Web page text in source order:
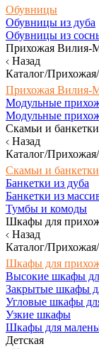
Обувницы
Обувницы из дуба
Обувницы из
Прихожая Вилия-
Назад
Каталог/
Прихожая Вилия-
Модульные
Модульные
Скамьи и банкетки
Назад
Каталог/
Скамьи и банкетки
Банкетки из дуба
Банкетки из
Тумбы и комоды
Шкафы для
Назад
Каталог/
Шкафы для
Высокие шкафы
Закрытые шкафы
Угловые шкафы
Узкие шкафы
Шкафы для
Детская